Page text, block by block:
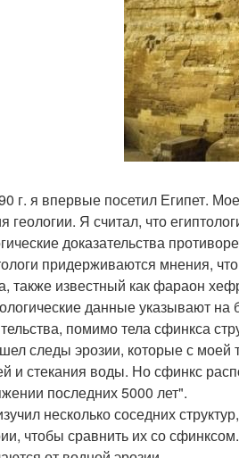
г. я впервые посетил Египет.
геологии. Я считал, что
доказательства
придерживаются мнения,
также известный как фараон
данные указывают
помимо тела сфинкса
следы эрозии, которые с моей
и стекания воды. Но сфинкс
последних 5000 лет".
несколько соседних
чтобы сравнить их со